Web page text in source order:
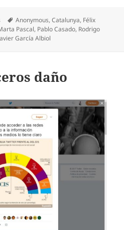
Etiquetas
Anonymous,Catalunya, Félix
Pascal, Pablo Casado, Rodrigo
García Albiol
daño